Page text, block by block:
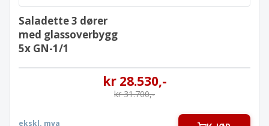
Saladette 3 dører
med glassoverbygg
5x GN-1/1
kr28.530,-
kr31.700,-
ekskl. mva